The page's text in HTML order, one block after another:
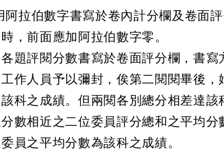
伯數字書寫於卷內計分欄及卷面評
，前面應加阿拉伯數字零。
題評閱分數書寫於卷面評分欄，書寫
作人員予以彌封，俟第二閱閱畢後，
科之成績。但兩閱各別總分相差達
數相近之二位委員評分總和之平均
員之平均分數為該科之成績。